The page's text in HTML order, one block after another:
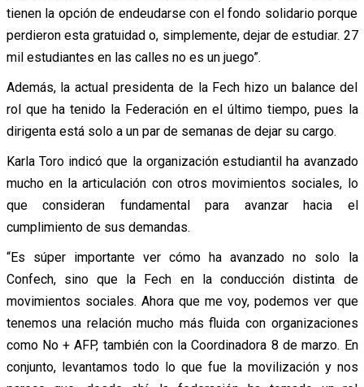
tienen la opción de endeudarse con el fondo solidario porque
perdieron esta gratuidad o, simplemente, dejar de estudiar. 27
mil estudiantes en las calles no es un juego”.
Además, la actual presidenta de la Fech hizo un balance del
rol que ha tenido la Federación en el último tiempo, pues la
dirigenta está solo a un par de semanas de dejar su cargo.
Karla Toro indicó que la organización estudiantil ha avanzado
mucho en la articulación con otros movimientos sociales, lo
que consideran fundamental para avanzar hacia el
cumplimiento de sus demandas.
“Es súper importante ver cómo ha avanzado no solo la
Confech, sino que la Fech en la conducción distinta de
movimientos sociales. Ahora que me voy, podemos ver que
tenemos una relación mucho más fluida con organizaciones
como No + AFP, también con la Coordinadora 8 de marzo. En
conjunto, levantamos todo lo que fue la movilización y nos